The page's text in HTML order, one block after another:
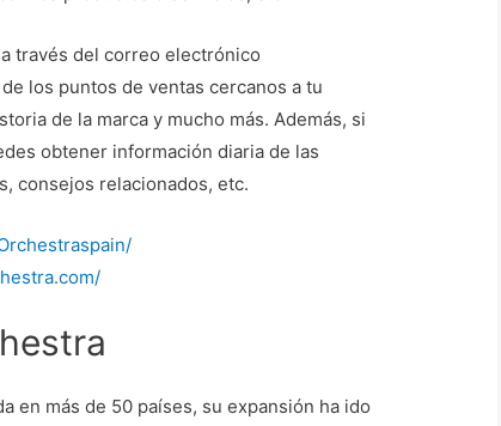
través del correo electrónico
los puntos de ventas cercanos a tu
de la marca y mucho más. Además, si
obtener información diaria de las
consejos relacionados, etc.
en más de 50 países, su expansión ha ido